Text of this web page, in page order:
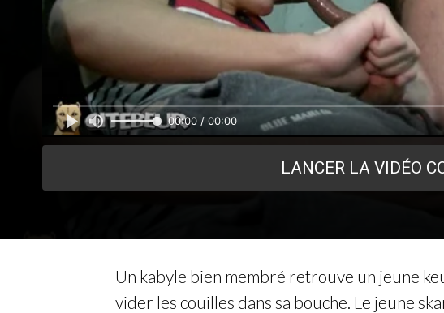
00:00 / 00:00
LANCER LA VIDÉO
Un kabyle bien membré retrouve un jeune
vider les couilles dans sa bouche. Le jeune